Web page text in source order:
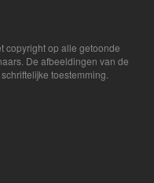
copyright op alle getoonde
De afbeeldingen van de
toestemming.